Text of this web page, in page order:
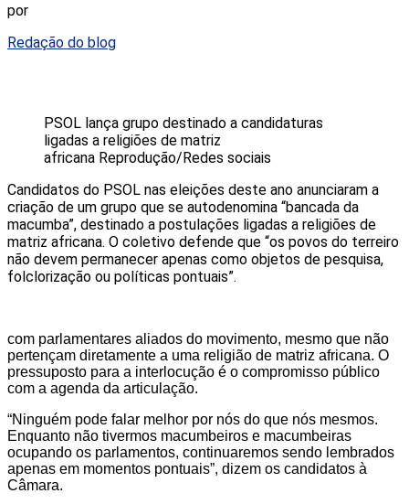
por
Redação do blog
PSOL lança grupo destinado a candidaturas
ligadas a religiões de matriz
africana Reprodução/Redes sociais
Candidatos do PSOL nas eleições deste ano anunciaram a
criação de um grupo que se autodenomina “bancada da
macumba”, destinado a postulações ligadas a religiões de
matriz africana. O coletivo defende que “os povos do terreiro
não devem permanecer apenas como objetos de pesquisa,
folclorização ou políticas pontuais”.
com parlamentares aliados do movimento, mesmo que não
pertençam diretamente a uma religião de matriz africana. O
pressuposto para a interlocução é o compromisso público
com a agenda da articulação.
“Ninguém pode falar melhor por nós do que nós mesmos.
Enquanto não tivermos macumbeiros e macumbeiras
ocupando os parlamentos, continuaremos sendo lembrados
apenas em momentos pontuais”, dizem os candidatos à
Câmara.